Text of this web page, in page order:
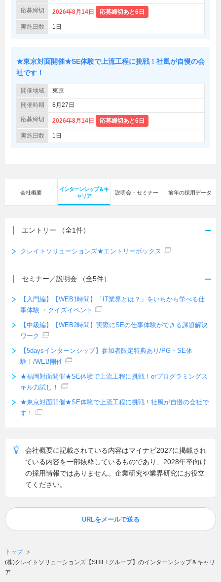
応募締切 2026年8月14日 応募締切あと6日
実施日数 1日
★東京対面開催★SE体験で上流工程に挑戦！社風が自慢の会
社です！
開催地域 東京
開催時期 8月27日
応募締切 2026年8月14日 応募締切あと6日
実施日数 1日
会社概要
インターンシップ＆キ
ャリア
説明会・セミナー 前年の採用データ
エントリー （全1件）
クレイトソリューションズ★エントリーボックス
セミナー／説明会 （全5件）
【入門編】【WEB1時間】「IT業界とは？」をいちから学べる仕
事体験 ・クイズイベント
【中級編】【WEB2時間】実際にSEの仕事体験ができる課題解決
ワーク
【5daysインターンシップ】参加者限定特典あり/PG・SE体
験！/WEB開催
★福岡対面開催★SE体験で上流工程に挑戦！orプログラミングス
キル力試し！
★東京対面開催★SE体験で上流工程に挑戦！社風が自慢の会社で
す！
会社概要に記載されている内容はマイナビ2027に掲載され
ている内容を一部抜粋しているものであり、2028年卒向け
の採用情報ではありません。企業研究や業界研究にお役立
てください。
URLをメールで送る
トップ
(株)クレイトソリューションズ【SHIFTグループ】のインターンシップ＆キャリ
ア